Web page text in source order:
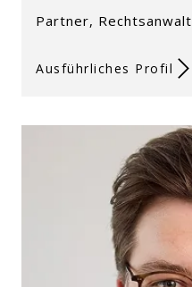
Partner, Rechtsanwalt
Ausführliches Profil